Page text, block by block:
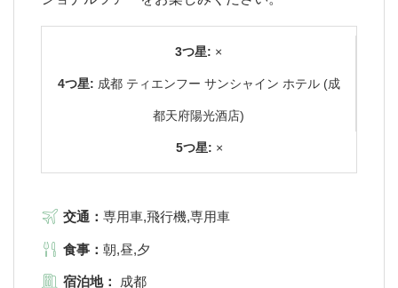
3つ星: ×
4つ星: 成都 ティエンフー サンシャイン ホテル (成
都天府陽光酒店)
5つ星: ×
交通： 専用車,飛行機,専用車
食事： 朝,昼,夕
宿泊地： 成都